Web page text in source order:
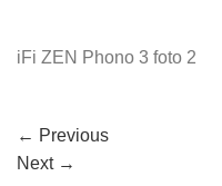
iFi ZEN Phono 3 foto 2
← Previous
Next →